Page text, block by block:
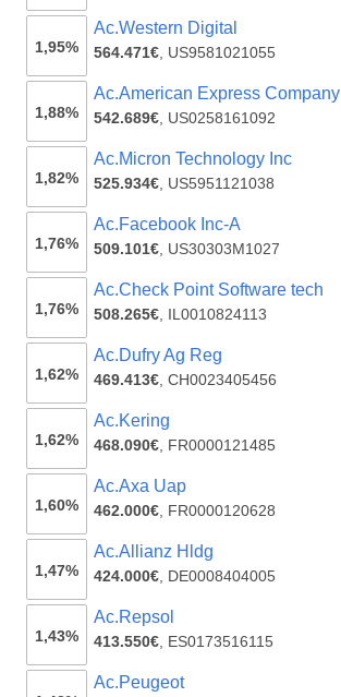
1,95%
Ac.Western Digital
564.471€, US9581021055
1,88%
Ac.American Express Company
542.689€, US0258161092
1,82%
Ac.Micron Technology Inc
525.934€, US5951121038
1,76%
Ac.Facebook Inc-A
509.101€, US30303M1027
1,76%
Ac.Check Point Software tech
508.265€, IL0010824113
1,62%
Ac.Dufry Ag Reg
469.413€,CH0023405456
1,62%
Ac.Kering
468.090€, FR0000121485
1,60%
Ac.Axa Uap
462.000€, FR0000120628
1,47%
Ac.Allianz Hldg
424.000€, DE0008404005
1,43%
Ac.Repsol
413.550€, ES0173516115
Ac.Peugeot